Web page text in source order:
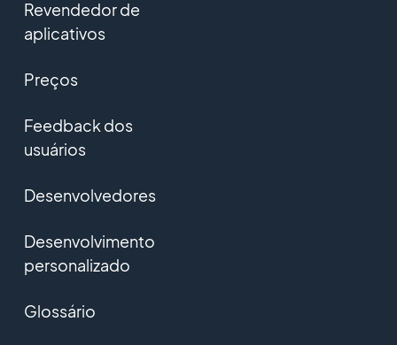
Revendedor de
aplicativos
Preços
Feedback dos
usuários
Desenvolvedores
Desenvolvimento
personalizado
Glossário